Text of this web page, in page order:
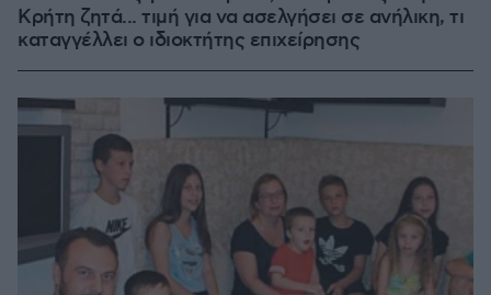
Κρήτη ζητά... τιμή για να ασελγήσει σε ανήλικη, τι
καταγγέλλει ο ιδιοκτήτης επιχείρησης